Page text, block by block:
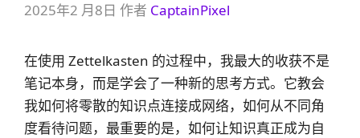
2025年2 月8日 作者 CaptainPixel
在使用 Zettelkasten 的过程中，我最大的收获不是
笔记本身，而是学会了一种新的思考方式。它教会
我如何将零散的知识点连接成网络，如何从不同角
度看待问题，最重要的是，如何让知识真正成为自